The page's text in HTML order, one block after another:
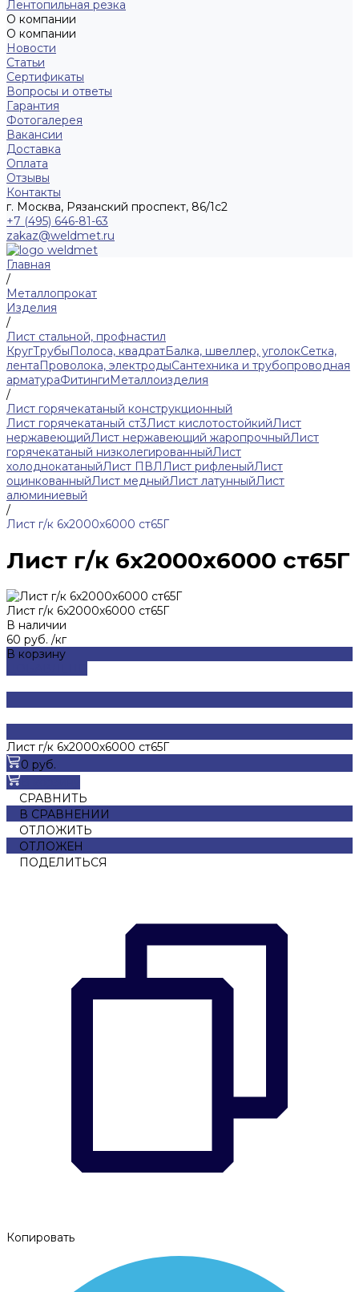
Лентопильная резка
О компании
О компании
Новости
Статьи
Сертификаты
Вопросы и ответы
Гарантия
Фотогалерея
Вакансии
Доставка
Оплата
Отзывы
Контакты
г. Москва, Рязанский проспект, 86/1с2
+7 (495) 646-81-63
zakaz@weldmet.ru
Главная
/
Металлопрокат
Изделия
/
Лист стальной, профнастил
КругТрубыПолоса, квадратБалка, швеллер, уголокСетка,
лентаПроволока, электродыСантехника и трубопроводная
арматураФитингиМеталлоизделия
/
Лист горячекатаный конструкционный
Лист горячекатаный ст3Лист кислотостойкийЛист
нержавеющийЛист нержавеющий жаропрочныйЛист
горячекатаный низколегированныйЛист
холоднокатаныйЛист ПВЛЛист рифленыйЛист
оцинкованныйЛист медныйЛист латунныйЛист
алюминиевый
/
Лист г/к 6х2000х6000 ст65Г
Лист г/к 6х2000х6000 ст65Г
Лист г/к 6х2000х6000 ст65Г
В наличии
60 руб. /кг
В корзину
Лист г/к 6х2000х6000 ст65Г
0 руб.
СРАВНИТЬ
В СРАВНЕНИИ
ОТЛОЖИТЬ
ОТЛОЖЕН
ПОДЕЛИТЬСЯ
Копировать